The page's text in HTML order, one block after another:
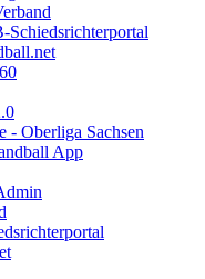
Schiedsrichterportal
- Oberliga Sachsen
App